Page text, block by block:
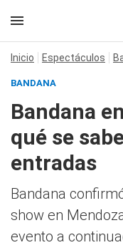
Inicio Espectáculos
BANDANA
Bandana
qué se
entradas
Bandana
show en
evento a